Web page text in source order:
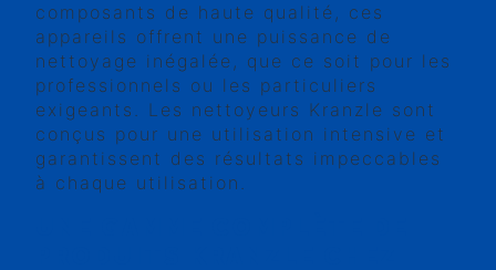
composants de haute qualité, ces
appareils offrent une puissance de
nettoyage inégalée, que ce soit pour les
professionnels ou les particuliers
exigeants. Les nettoyeurs Kranzle sont
conçus pour une utilisation intensive et
garantissent des résultats impeccables
à chaque utilisation.